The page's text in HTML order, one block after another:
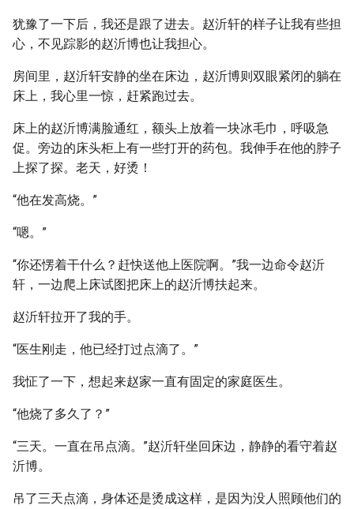
犹豫了一下后，我还是跟了进去。赵沂轩的样子让我有些担
心，不见踪影的赵沂博也让我担心。
房间里，赵沂轩安静的坐在床边，赵沂博则双眼紧闭的躺在
床上，我心里一惊，赶紧跑过去。
床上的赵沂博满脸通红，额头上放着一块冰毛巾，呼吸急
促。旁边的床头柜上有一些打开的药包。我伸手在他的脖子
上探了探。老天，好烫！
“他在发高烧。”
“嗯。”
“你还愣着干什么？赶快送他上医院啊。”我一边命令赵沂
轩，一边爬上床试图把床上的赵沂博扶起来。
赵沂轩拉开了我的手。
“医生刚走，他已经打过点滴了。”
我怔了一下，想起来赵家一直有固定的家庭医生。
“他烧了多久了？”
“三天。一直在吊点滴。”赵沂轩坐回床边，静静的看守着赵
沂博。
吊了三天点滴，身体还是烫成这样，是因为没人照顾他们的